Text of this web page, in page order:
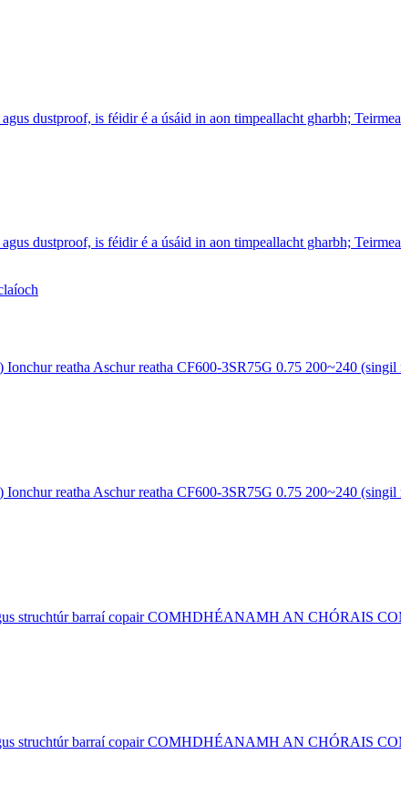
dustproof, is féidir é a úsáid in aon timpeallacht gharbh;
dustproof, is féidir é a úsáid in aon timpeallacht gharbh;
reatha Aschur reatha CF600-3SR75G 0.75 200~240 (singil
reatha Aschur reatha CF600-3SR75G 0.75 200~240 (singil
struchtúr barraí copair COMHDHÉANAMH AN CHÓRAIS
struchtúr barraí copair COMHDHÉANAMH AN CHÓRAIS